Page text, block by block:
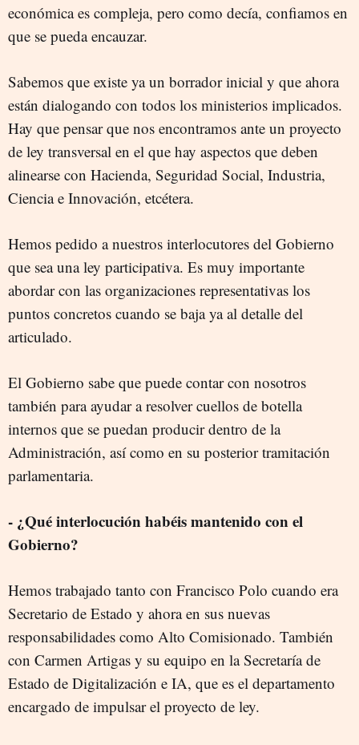
económica es compleja, pero como decía, confiamos en
que se pueda encauzar.
Sabemos que existe ya un borrador inicial y que ahora
están dialogando con todos los ministerios implicados.
Hay que pensar que nos encontramos ante un proyecto
de ley transversal en el que hay aspectos que deben
alinearse con Hacienda, Seguridad Social, Industria,
Ciencia e Innovación, etcétera.
Hemos pedido a nuestros interlocutores del Gobierno
que sea una ley participativa. Es muy importante
abordar con las organizaciones representativas los
puntos concretos cuando se baja ya al detalle del
articulado.
El Gobierno sabe que puede contar con nosotros
también para ayudar a resolver cuellos de botella
internos que se puedan producir dentro de la
Administración, así como en su posterior tramitación
parlamentaria.
- ¿Qué interlocución habéis mantenido con el
Gobierno?
Hemos trabajado tanto con Francisco Polo cuando era
Secretario de Estado y ahora en sus nuevas
responsabilidades como Alto Comisionado. También
con Carmen Artigas y su equipo en la Secretaría de
Estado de Digitalización e IA, que es el departamento
encargado de impulsar el proyecto de ley.